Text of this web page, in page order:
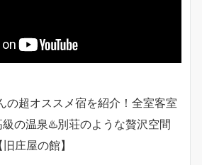
の超オススメ宿を紹介！全室客室
級の温泉♨️別荘のような贅沢空間
庄屋の館】